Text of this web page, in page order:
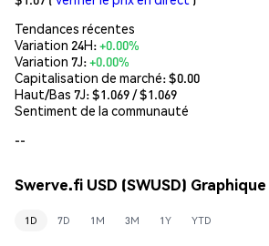
Tendances récentes
Variation 24H:+0.00%
Variation 7J:+0.00%
Capitalisation de marché:$0.00
Haut/Bas 7J: $1.069/ $1.069
Sentiment de la communauté
--
Swerve.fi USD (SWUSD)
1D 7D 1M 3M 1Y YTD